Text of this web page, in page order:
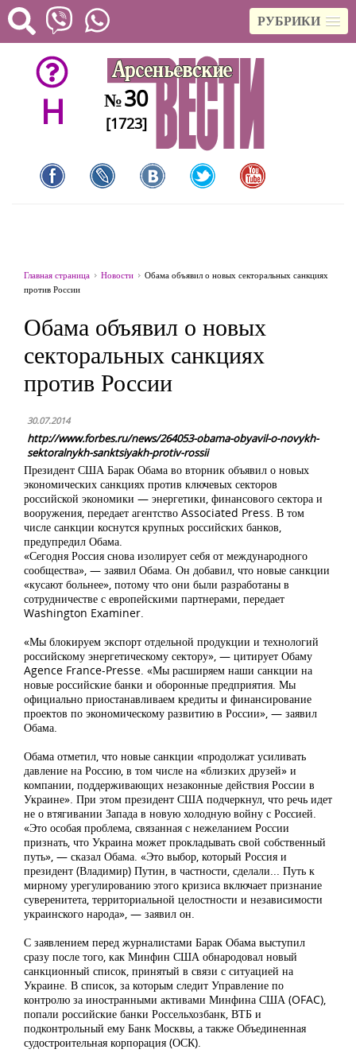
РУБРИКИ
H №30
[1723]
Главная страница Новости
Обама объявил о новых секторальных санкциях
против России
Обама объявил о новых
секторальных санкциях
против России
30.07.2014
http://www.forbes.ru/news/264053-obama-obyavil-o-novykh-
sektoralnykh-sanktsiyakh-protiv-rossii
Президент США Барак Обама во вторник объявил о новых
экономических санкциях против ключевых секторов
российской экономики — энергетики, финансового сектора и
вооружения, передает агентство Associated Press. В том
числе санкции коснутся крупных российских банков,
предупредил Обама.
«Сегодня Россия снова изолирует себя от международного
сообщества», — заявил Обама. Он добавил, что новые санкции
«кусают больнее», потому что они были разработаны в
сотрудничестве с европейскими партнерами, передает
Washington Examiner‎.
«Мы блокируем экспорт отдельной продукции и технологий
российскому энергетическому сектору», — цитирует Обаму
Agence France-Presse. «Мы расширяем наши санкции на
новые российские банки и оборонные предприятия. Мы
официально приостанавливаем кредиты и финансирование
проектов по экономическому развитию в России», — заявил
Обама.
Обама отметил, что новые санкции «продолжат усиливать
давление на Россию, в том числе на «близких друзей» и
компании, поддерживающих незаконные действия России в
Украине». При этом президент США подчеркнул, что речь идет
не о втягивании Запада в новую холодную войну с Россией.
«Это особая проблема, связанная с нежеланием России
признать, что Украина может прокладывать свой собственный
путь», — сказал Обама. «Это выбор, который Россия и
президент (Владимир) Путин, в частности, сделали... Путь к
мирному урегулированию этого кризиса включает признание
суверенитета, территориальной целостности и независимости
украинского народа», — заявил он.
С заявлением перед журналистами Барак Обама выступил
сразу после того, как Минфин США обнародовал новый
санкционный список, принятый в связи с ситуацией на
Украине. В список, за которым следит Управление по
контролю за иностранными активами Минфина США (OFAC),
попали российские банки Россельхозбанк, ВТБ и
подконтрольный ему Банк Москвы, а также Объединенная
судостроительная корпорация (ОСК).